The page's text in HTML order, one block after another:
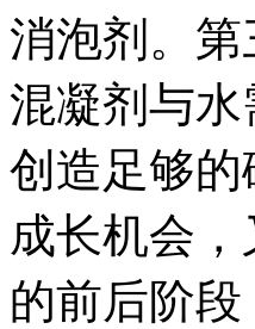
消泡剂。
混凝剂与
创造足够
成长机会
的前后阶